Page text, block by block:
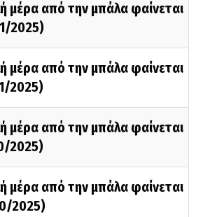
μέρα από την μπάλα φαίνεται
2025)
μέρα από την μπάλα φαίνεται
2025)
μέρα από την μπάλα φαίνεται
2025)
μέρα από την μπάλα φαίνεται
2025)